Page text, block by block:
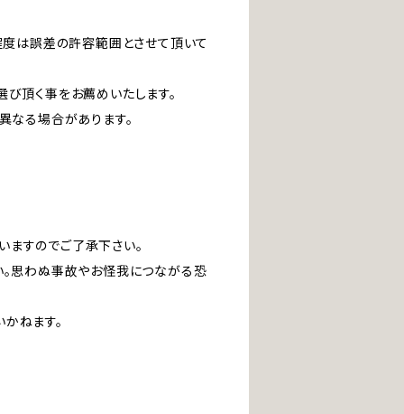
度は誤差の許容範囲とさせて頂いて
頂く事をお薦めいたします。
なる場合があります。
すのでご了承下さい。
。思わぬ事故やお怪我につながる恐
ねます。